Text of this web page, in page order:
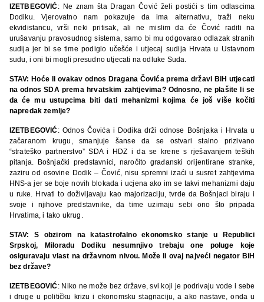
IZETBEGOVIĆ: Ne znam šta Dragan Čović želi postići s tim odlascima
Dodiku. Vjerovatno nam pokazuje da ima alternativu, traži neku
ekvidistancu, vrši neki pritisak, ali ne mislim da će Čović raditi na
urušavanju pravosudnog sistema, samo bi mu odgovarao odlazak stranih
sudija jer bi se time podiglo učešće i utjecaj sudija Hrvata u Ustavnom
sudu, i oni bi mogli presudno utjecati na odluke Suda.
STAV: Hoće li ovakav odnos Dragana Čovića prema državi BiH utjecati
na odnos SDA prema hrvatskim zahtjevima? Odnosno, ne plašite li se
da će mu ustupcima biti dati mehanizmi kojima će još više kočiti
napredak zemlje?
IZETBEGOVIĆ: Odnos Čovića i Dodika drži odnose Bošnjaka i Hrvata u
začaranom krugu, smanjuje šanse da se ostvari stalno prizivano
“strateško partnerstvo” SDA i HDZ i da se krene s rješavanjem teških
pitanja. Bošnjački predstavnici, naročito građanski orijentirane stranke,
zaziru od osovine Dodik – Čović, nisu spremni izaći u susret zahtjevima
HNS‑a jer se boje novih blokada i ucjena ako im se takvi mehanizmi daju
u ruke. Hrvati to doživljavaju kao majorizaciju, tvrde da Bošnjaci biraju i
svoje i njihove predstavnike, da time uzimaju sebi ono što pripada
Hrvatima, i tako ukrug.
STAV: S obzirom na katastrofalno ekonomsko stanje u Republici
Srpskoj, Miloradu Dodiku nesumnjivo trebaju one poluge koje
osiguravaju vlast na državnom nivou. Može li ovaj najveći negator BiH
bez države?
IZETBEGOVIĆ: Niko ne može bez države, svi koji je podrivaju vode i sebe
i druge u političku krizu i ekonomsku stagnaciju, a ako nastave, onda u